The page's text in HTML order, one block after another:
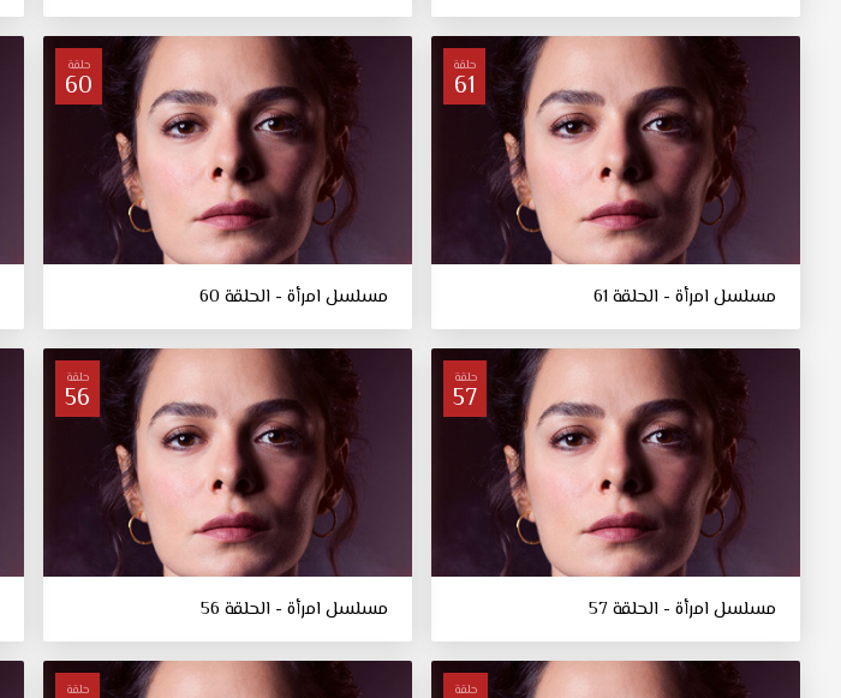
حلقة
61
مسلسل امرأة - الحلقة 61
حلقة
60
مسلسل امرأة - الحلقة 60
حلقة
57
مسلسل امرأة - الحلقة 57
حلقة
56
مسلسل امرأة - الحلقة 56
حلقة حلقة